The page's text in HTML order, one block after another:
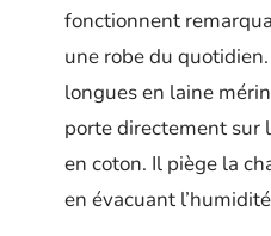
fonctionnent
une robe du
longues en laine
porte directement sur
en coton. Il piège la
en évacuant